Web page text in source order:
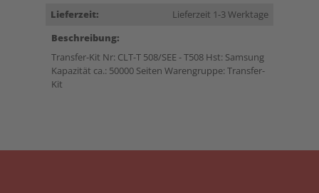
Lieferzeit:
Lieferzeit 1-3 Werktage
Beschreibung:
Transfer-Kit Nr: CLT-T 508/SEE - T508 Hst: Samsung
Kapazität ca.: 50000 Seiten Warengruppe: Transfer-
Kit